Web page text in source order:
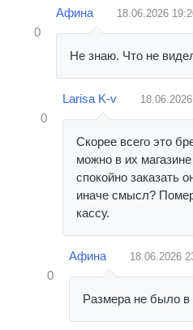
0
Афина 18.06.2026
Не знаю. Что не
0
Larisa K-v 18.06.2026
Скорее всего это
можно в их
спокойно заказать
иначе смысл?
кассу.
0
Афина 18.06.2026
Размера не было в